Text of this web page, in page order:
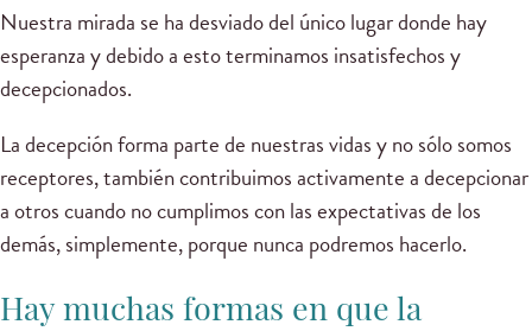
Nuestra mirada se ha desviado del único lugar donde hay
esperanza y debido a esto terminamos insatisfechos y
decepcionados.
La decepción forma parte de nuestras vidas y no sólo somos
receptores, también contribuimos activamente a decepcionar
a otros cuando no cumplimos con las expectativas de los
demás, simplemente, porque nunca podremos hacerlo.
Hay muchas formas en que la